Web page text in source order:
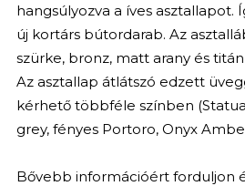
hangsúlyozva a íves asztallapot.
új kortárs bútordarab. Az
szürke, bronz, matt arany és
Az asztallap átlátszó edzett
kérhető többféle színben
grey, fényes Portoro, Onyx
Bővebb információért forduljon